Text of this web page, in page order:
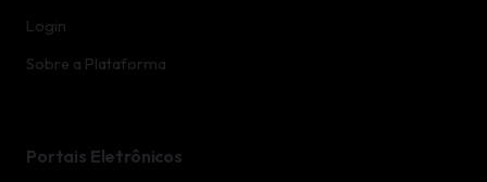
Login
Sobre a Plataforma
Portais Eletrônicos